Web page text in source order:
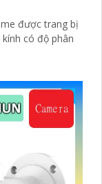
được trang bị
có độ phân